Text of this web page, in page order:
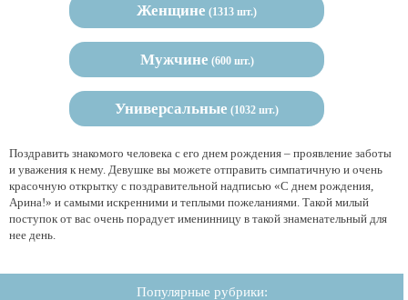
Женщине (1313 шт.)
Мужчине (600 шт.)
Универсальные (1032 шт.)
Поздравить знакомого человека с его днем рождения – проявление заботы
и уважения к нему. Девушке вы можете отправить симпатичную и очень
красочную открытку с поздравительной надписью «С днем рождения,
Арина!» и самыми искренними и теплыми пожеланиями. Такой милый
поступок от вас очень порадует именинницу в такой знаменательный для
нее день.
Популярные рубрики: